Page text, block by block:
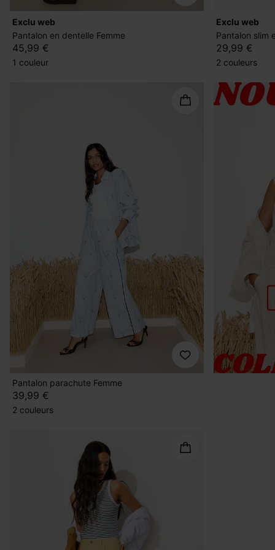
exclu web
Pantalon en dentelle Femme
45,99 €
1 couleur
exclu web
Pantalon slim
29,99 €
2 couleurs
Pantalon parachute Femme
39,99 €
2 couleurs